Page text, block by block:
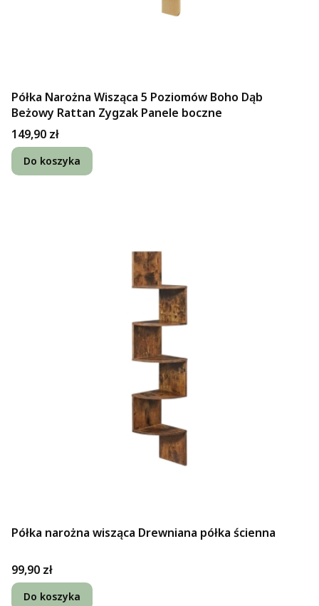
Półka Narożna Wisząca 5 Poziomów Boho Dąb
Beżowy Rattan Zygzak Panele boczne
Cena
149,90 zł
Do koszyka
Półka narożna wisząca Drewniana półka ścienna
Cena
99,90 zł
Do koszyka